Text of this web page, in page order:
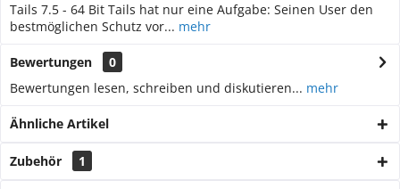
Tails 7.5 - 64 Bit Tails hat nur eine Aufgabe: Seinen User den
bestmöglichen Schutz vor... mehr
Bewertungen
0
Bewertungen lesen, schreiben und diskutieren... mehr
Ähnliche Artikel
Zubehör 1